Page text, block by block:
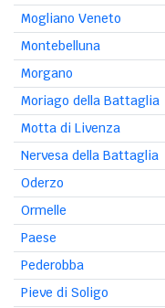
Mogliano Veneto
Montebelluna
Morgano
Moriago della Battaglia
Motta di Livenza
Nervesa della Battaglia
Oderzo
Ormelle
Paese
Pederobba
Pieve di Soligo